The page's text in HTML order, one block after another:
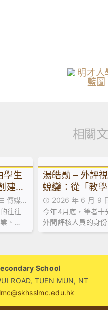
相關
學生
建校
往往
、人
力。
湯皓勛 – 外評
蛻變：從「教
「淬煉好課」
2026 年 6 月 9
今年4月底，筆者十
外間評核人員的身
這次歷練讓筆者得
教互動。觀課過程
術的臨床診斷
School
ROAD, TUEN MUN, NT
lmc@skhsslmc.edu.hk